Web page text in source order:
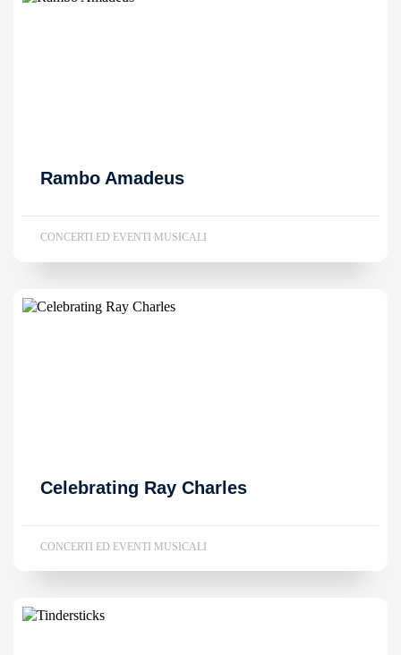
Rambo Amadeus
CONCERTI ED EVENTI MUSICALI
Celebrating Ray Charles
CONCERTI ED EVENTI MUSICALI